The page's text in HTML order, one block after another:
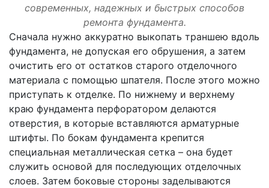
современных, надежных и быстрых способов
ремонта фундамента.
Сначала нужно аккуратно выкопать траншею вдоль
фундамента, не допуская его обрушения, а затем
очистить его от остатков старого отделочного
материала с помощью шпателя. После этого можно
приступать к отделке. По нижнему и верхнему
краю фундамента перфоратором делаются
отверстия, в которые вставляются арматурные
штифты. По бокам фундамента крепится
специальная металлическая сетка – она будет
служить основой для последующих отделочных
слоев. Затем боковые стороны заделываются